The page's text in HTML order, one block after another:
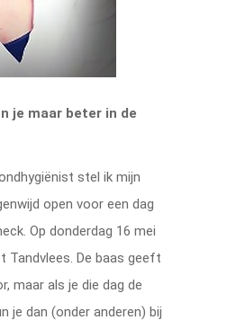
je maar beter in de
stel ik mijn
open voor een dag
Op donderdag 16 mei
Tandvlees. De baas geeft
maar als je die dag de
je dan (onder anderen) bij